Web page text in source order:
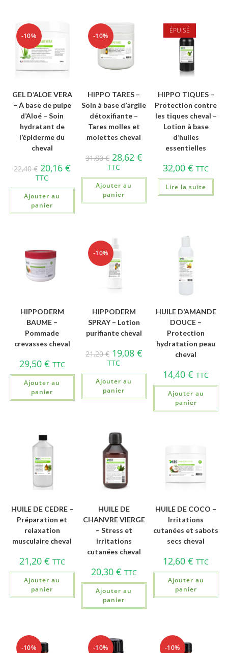
-10%
GEL D’ALOE VERA
– À base de pulpe
d’Aloé – Soin
hydratant de
l’épiderme du
cheval
22,40€ 20,16 €
TTC
Ajouter au
panier
-10%
HIPPO TARES –
Soin à base d’argile
détoxifiante –
Tares molles et
molettes cheval
31,80€ 28,62 €
TTC
Ajouter au
panier
ÉPUISÉ
HIPPO TIQUES –
Protection contre
les tiques cheval –
Lotion à base
d’huiles
essentielles
32,00€ TTC
Lire la suite
HIPPODERM
BAUME –
Pommade
crevasses cheval
29,50 € TTC
Ajouter au
panier
-10%
HIPPODERM
SPRAY – Lotion
purifiante cheval
21,20€ 19,08 €
TTC
Ajouter au
panier
HUILE D’AMANDE
DOUCE –
Protection
hydratation peau
cheval
14,40€ TTC
Ajouter au
panier
HUILE DE CEDRE –
Préparation et
relaxation
musculaire cheval
21,20 € TTC
Ajouter au
panier
HUILE DE
CHANVRE VIERGE
– Stress et
irritations
cutanées cheval
20,30 € TTC
Ajouter au
panier
HUILE DE COCO –
Irritations
cutanées et sabots
secs cheval
12,60€ TTC
Ajouter au
panier
-10% -10% -10%